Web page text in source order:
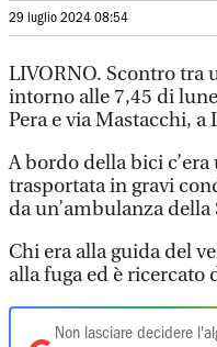
29 luglio 2024 08:54
LIVORNO. Scontro tra
intorno alle 7,45 di
Pera e via Mastacchi, a
A bordo della bici
trasportata in gravi
da un’ambulanza
Chi era alla guida del
alla fuga ed è
Non lasciare decidere